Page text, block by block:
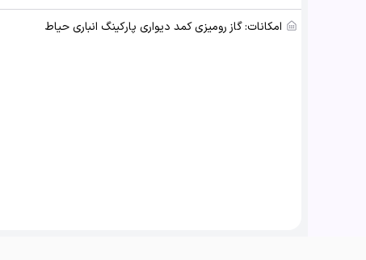
امکانات:گاز رومیزی کمد دیواری پارکینگ انباری حیاط